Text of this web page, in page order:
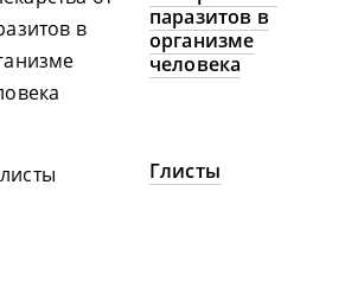
паразитов в
организме
человека
Глисты